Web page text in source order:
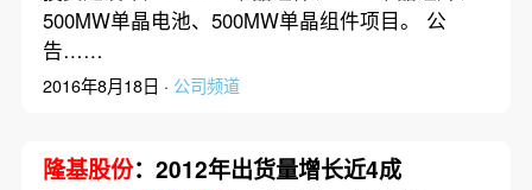
500MW单晶电池、500MW单晶组件项目。 公
告……
2016年8月18日 · 公司频道
隆基股份：2012年出货量增长近4成